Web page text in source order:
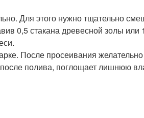
Для этого нужно тщательно
0,5 стакана древесной золы или
После просеивания желательно
полива, поглощает лишнюю